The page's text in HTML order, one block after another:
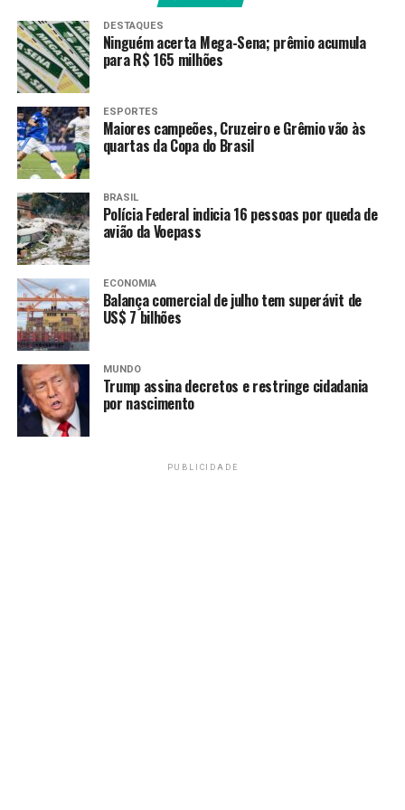
florestais”, destacou
Capobianco.
Em sua fala, ele enumerou ações realizadas nos últimos
três anos e defendeu que o governo está mostrando que
é possível crescer, gerar emprego e renda sem deixar de
proteger florestas, águas e biodiversidade brasileiras.
Capobianco destacou a redução do desmatamento em
diferentes biomas, como na Amazônia, onde caiu pela
metade nos últimos três anos. No Cerrado, a redução foi
de 32%, e no Pantanal, 65%. Além disso, ele ressaltou
que as áreas protegidas foram ampliadas com a criação
de mais de dez novas reservas ambientais e o
reconhecimento de terras indígenas e de territórios
quilombolas.
“Somadas, elas equivalem
em torno de 5 milhões de
DESTAQUES
Ninguém acerta Mega-Sena; prêmio acumula
para R$ 165 milhões
ESPORTES
Maiores campeões, Cruzeiro e Grêmio vão às
quartas da Copa do Brasil
BRASIL
Polícia Federal indicia 16 pessoas por queda de
avião da Voepass
ECONOMIA
Balança comercial de julho tem superávit de
US$ 7 bilhões
MUNDO
Trump assina decretos e restringe cidadania
por nascimento
PUBLICIDADE